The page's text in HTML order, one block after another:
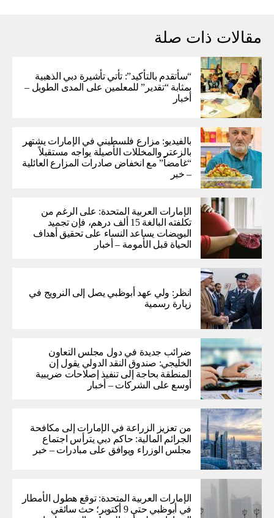
مقالات ذات صلة
“سأتقدم بالتأكيد”: تأتي تأشيرة دبي الذهبية
بمثابة “تقدير” للمعلمين على المدى الطويل –
أخبار
بالفيديو: مزارع فلسطيني في الإمارات يشتهر
بالزعتر والمخللات الأصيلة يواجه مستقبلاً
“غامضاً” ​​مع انخفاض صادرات المزارع العائلية
– خبر
الإمارات العربية المتحدة: على الرغم من
تكلفته البالغة 15 ألف درهم، فإن تجميد
البويضات يساعد النساء على تحقيق أهداف
الحياة قبل الأمومة – أخبار
انظر: ولي عهد أبوظبي يصل إلى النرويج في
زيارة رسمية
ضرائب جديدة في دول مجلس التعاون
الخليجي: صندوق النقد الدولي يقول إن
المنطقة بحاجة إلى تنفيذ إصلاحات ضريبية
أوسع على الشركات – أخبار
من تعزيز الزراعة في الإمارات إلى مكافحة
الجرائم المالية: حاكم دبي يترأس اجتماع
مجلس الوزراء ويوافق على مبادرات – خبر
الإمارات العربية المتحدة: توقع هطول الأمطار
في أبوظبي حتى 9 أكتوبر؛ حث سائقي